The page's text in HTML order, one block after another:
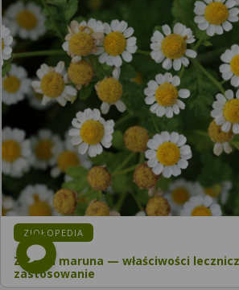
KATEGORIA:
ZIOŁOPEDIA
Złocień maruna — właściwości
zastosowanie